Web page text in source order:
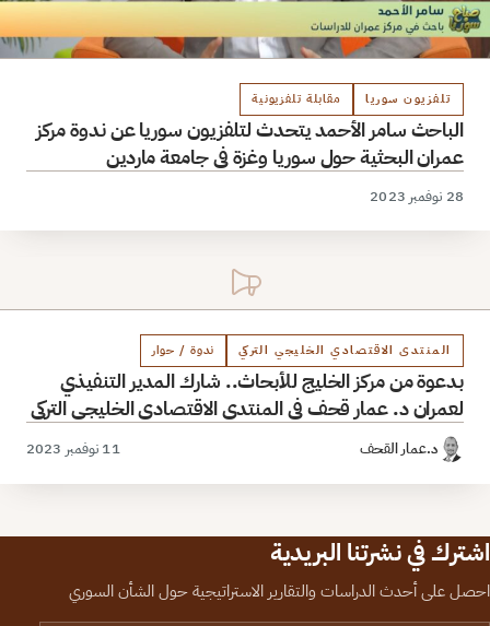
تلفزيون سوريا مقابلة تلفزيونية
الباحث سامر الأحمد يتحدث لتلفزيون سوريا عن ندوة مركز
عمران البحثية حول سوريا وغزة في جامعة ماردين
28 نوفمبر 2023
المنتدى الاقتصادي الخليجي التركي ندوة / حوار
بدعوة من مركز الخليج للأبحاث.. شارك المدير التنفيذي
لعمران د. عمار قحف في المنتدى الاقتصادي الخليجي التركي
د.عمار القحف 11 نوفمبر 2023
اشترك في نشرتنا البريدية
احصل على أحدث الدراسات والتقارير الاستراتيجية حول الشأن السوري